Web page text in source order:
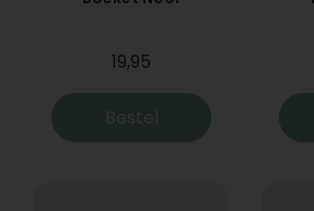
19,95
Bestel